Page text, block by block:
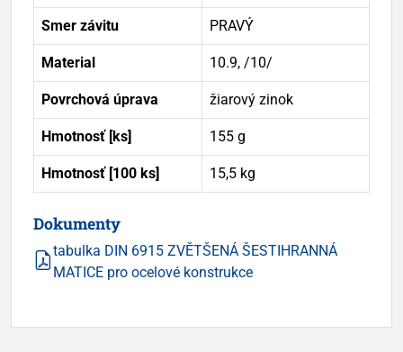
Smer závitu PRAVÝ
Material 10.9, /10/
Povrchová úprava žiarový zinok
Hmotnosť [ks] 155 g
Hmotnosť [100 ks] 15,5 kg
Dokumenty
tabulka DIN 6915 ZVĚTŠENÁ ŠESTIHRANNÁ
MATICE pro ocelové konstrukce